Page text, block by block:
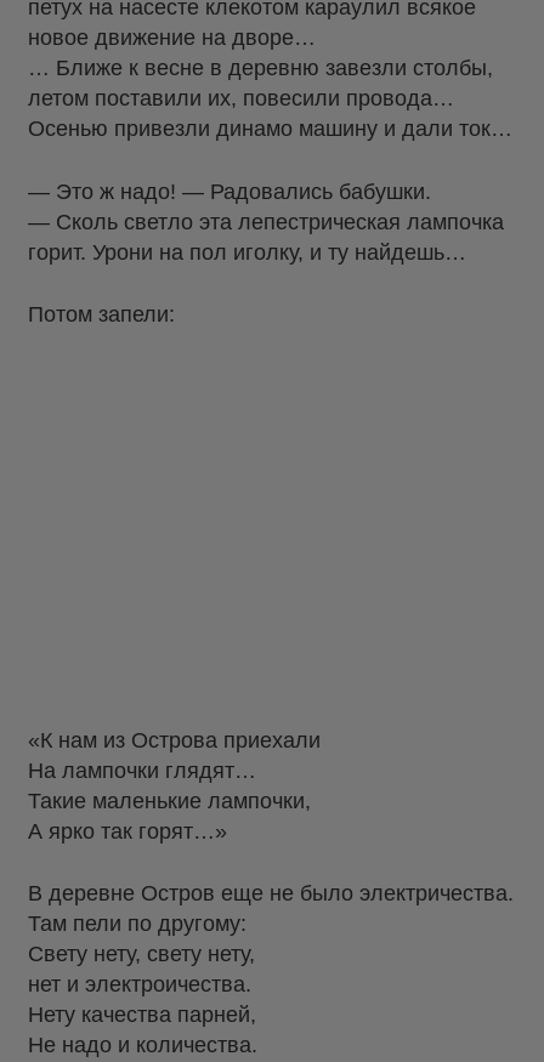
петух на насесте клекотом караулил всякое
новое движение на дворе…
… Ближе к весне в деревню завезли столбы,
летом поставили их, повесили провода…
Осенью привезли динамо машину и дали ток…
— Это ж надо! — Радовались бабушки.
— Сколь светло эта лепестрическая лампочка
горит. Урони на пол иголку, и ту найдешь…
Потом запели:
«К нам из Острова приехали
На лампочки глядят…
Такие маленькие лампочки,
А ярко так горят…»
В деревне Остров еще не было электричества.
Там пели по другому:
Свету нету, свету нету,
нет и электроичества.
Нету качества парней,
Не надо и количества.